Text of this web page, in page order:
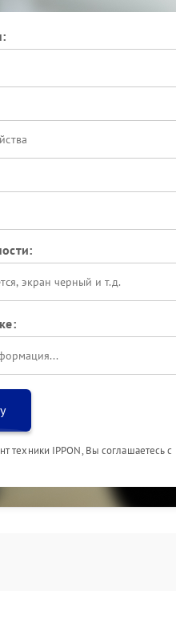
результата, лучше
сервисный центр Ippon,
решение —
техники IPPON, Вы соглашаетесь с